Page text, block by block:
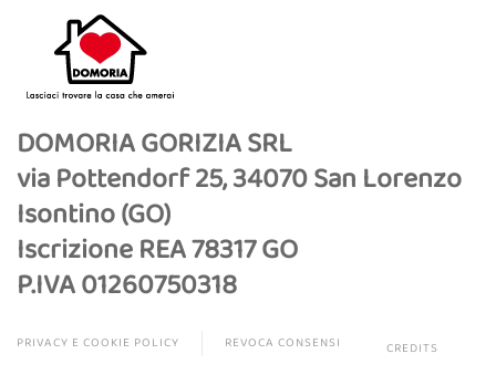
DOMORIA GORIZIA SRL
via Pottendorf 25, 34070 San Lorenzo
Isontino (GO)
Iscrizione REA 78317 GO
P.IVA 01260750318
PRIVACY E COOKIE POLICY REVOCA CONSENSI CREDITS